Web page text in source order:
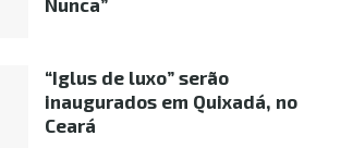
“Iglus de luxo” serão
inaugurados em Quixadá, no
Ceará